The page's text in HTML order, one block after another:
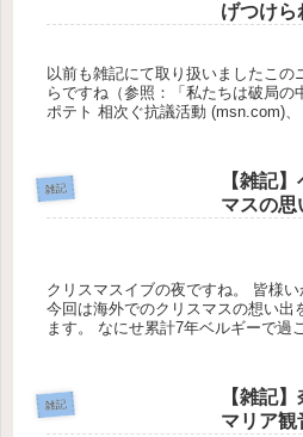
げつけら
以前も雑記にて取り扱いましたこのニュース。
らですね（参照：「私たちは破局の
ポテト 相次ぐ抗議活動 (msn.com)
雑記
【雑記
マスの思
クリスマスイブの夜ですね。 皆様いかがお過ごしでしょうか？
今回は海外でのクリスマスの想い出
ます。 なにせ累計7年ベルギーで過ごしておりましたので、何
雑記
【雑記
マリア観